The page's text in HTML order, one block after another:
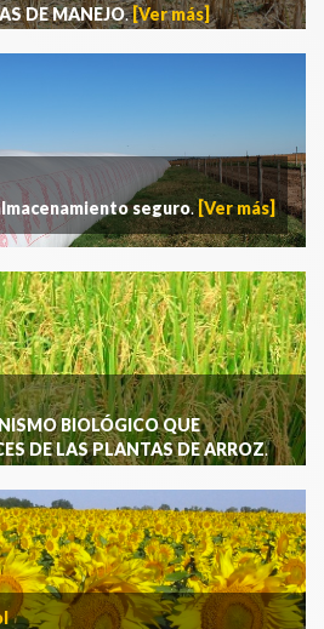
DE MANEJO.[Ver más]
seguro.[Ver más]
BIOLÓGICO QUE
DE LAS PLANTAS DE ARROZ.